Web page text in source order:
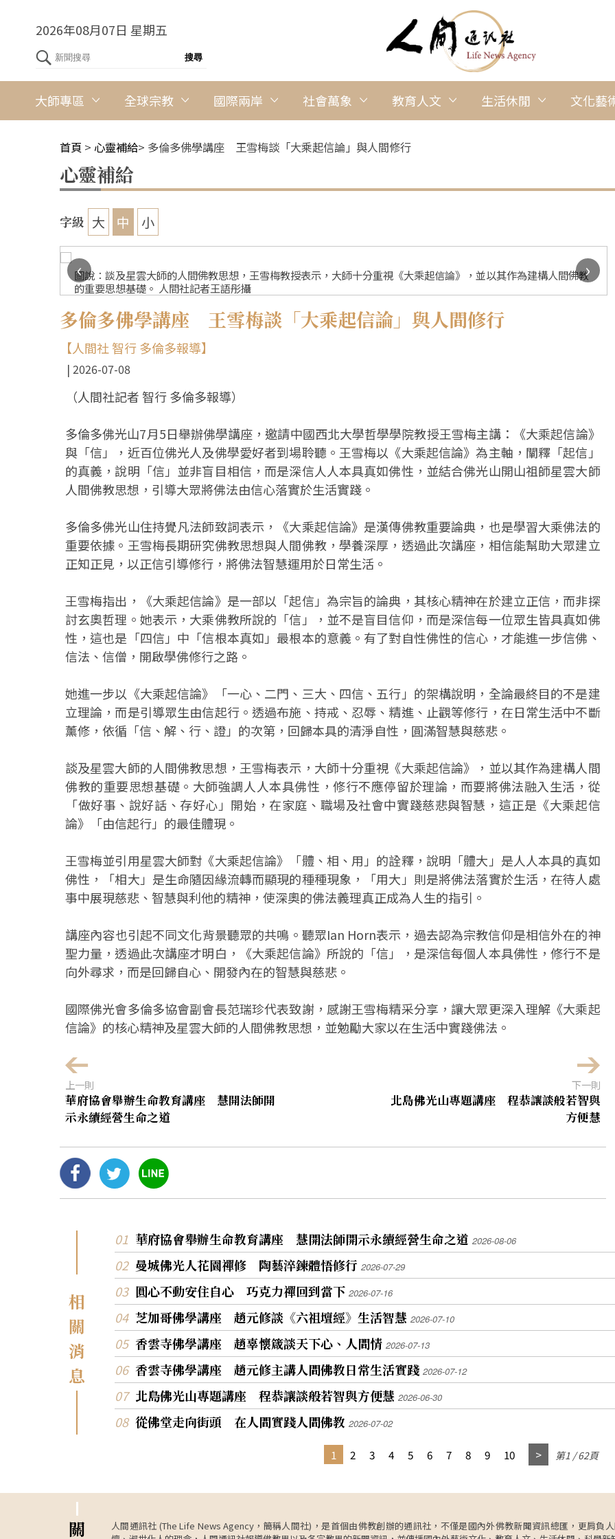
2026年08月07日 星期五
大師專區 全球宗教 國際兩岸 社會萬象 教育人文 生活休閒 文化藝
首頁 > 心靈補給> 多倫多佛學講座 王雪梅談「大乘起信論」與人間修行
心靈補給
字級 大 中 小
圖說：談及星雲大師的人間佛教思想，王雪梅教授表示，大師十分重視《大乘起信論》，並以其作為建構人間佛教
的重要思想基礎。 人間社記者王語彤攝
‹
›
多倫多佛學講座 王雪梅談「大乘起信論」與人間修行
【人間社 智行 多倫多報導】
2026-07-08
（人間社記者 智行 多倫多報導）
多倫多佛光山7月5日舉辦佛學講座，邀請中國西北大學哲學學院教授王雪梅主講：《大乘起信論》
與「信」，近百位佛光人及佛學愛好者到場聆聽。王雪梅以《大乘起信論》為主軸，闡釋「起信」
的真義，說明「信」並非盲目相信，而是深信人人本具真如佛性，並結合佛光山開山祖師星雲大師
人間佛教思想，引導大眾將佛法由信心落實於生活實踐。
多倫多佛光山住持覺凡法師致詞表示，《大乘起信論》是漢傳佛教重要論典，也是學習大乘佛法的
重要依據。王雪梅長期研究佛教思想與人間佛教，學養深厚，透過此次講座，相信能幫助大眾建立
正知正見，以正信引導修行，將佛法智慧運用於日常生活。
王雪梅指出，《大乘起信論》是一部以「起信」為宗旨的論典，其核心精神在於建立正信，而非探
討玄奧哲理。她表示，大乘佛教所說的「信」，並不是盲目信仰，而是深信每一位眾生皆具真如佛
性，這也是「四信」中「信根本真如」最根本的意義。有了對自性佛性的信心，才能進一步信佛、
信法、信僧，開啟學佛修行之路。
她進一步以《大乘起信論》「一心、二門、三大、四信、五行」的架構說明，全論最終目的不是建
立理論，而是引導眾生由信起行。透過布施、持戒、忍辱、精進、止觀等修行，在日常生活中不斷
薰修，依循「信、解、行、證」的次第，回歸本具的清淨自性，圓滿智慧與慈悲。
談及星雲大師的人間佛教思想，王雪梅表示，大師十分重視《大乘起信論》，並以其作為建構人間
佛教的重要思想基礎。大師強調人人本具佛性，修行不應停留於理論，而要將佛法融入生活，從
「做好事、說好話、存好心」開始，在家庭、職場及社會中實踐慈悲與智慧，這正是《大乘起信
論》「由信起行」的最佳體現。
王雪梅並引用星雲大師對《大乘起信論》「體、相、用」的詮釋，說明「體大」是人人本具的真如
佛性，「相大」是生命隨因緣流轉而顯現的種種現象，「用大」則是將佛法落實於生活，在待人處
事中展現慈悲、智慧與利他的精神，使深奧的佛法義理真正成為人生的指引。
講座內容也引起不同文化背景聽眾的共鳴。聽眾Ian Horn表示，過去認為宗教信仰是相信外在的神
聖力量，透過此次講座才明白，《大乘起信論》所說的「信」，是深信每個人本具佛性，修行不是
向外尋求，而是回歸自心、開發內在的智慧與慈悲。
國際佛光會多倫多協會副會長范瑞珍代表致謝，感謝王雪梅精采分享，讓大眾更深入理解《大乘起
信論》的核心精神及星雲大師的人間佛教思想，並勉勵大家以在生活中實踐佛法。
上一則
華府協會舉辦生命教育講座 慧開法師開
示永續經營生命之道
下一則
北島佛光山專題講座 程恭讓談般若智與
方便慧
相
關
消
息
華府協會舉辦生命教育講座 慧開法師開示永續經營生命之道 2026-08-06
曼城佛光人花園禪修 陶藝淬鍊體悟修行 2026-07-29
圓心不動安住自心 巧克力禪回到當下 2026-07-16
芝加哥佛學講座 趙元修談《六祖壇經》生活智慧 2026-07-10
香雲寺佛學講座 趙辜懷箴談天下心、人間情 2026-07-13
香雲寺佛學講座 趙元修主講人間佛教日常生活實踐 2026-07-12
北島佛光山專題講座 程恭讓談般若智與方便慧 2026-06-30
從佛堂走向街頭 在人間實踐人間佛教 2026-07-02
1 2 3 4 5 6 7 8 9 10 第1 / 62頁
關
人間通訊社 (The Life News Agency，簡稱人間社)，是首個由佛教創辦的通訊社，不僅是國內外佛教新聞資訊總匯，更肩負